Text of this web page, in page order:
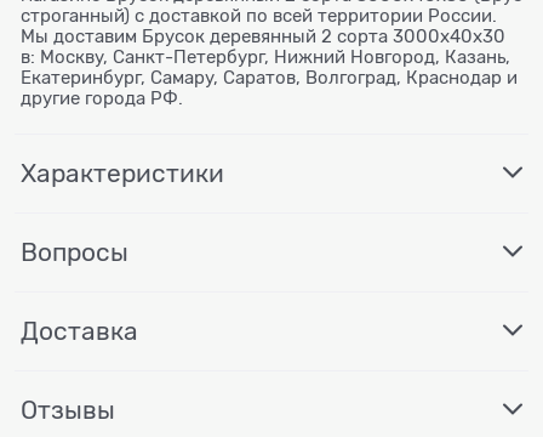
строганный) с доставкой по всей территории России.
Мы доставим Брусок деревянный 2 сорта 3000x40х30
в: Москву, Санкт-Петербург, Нижний Новгород, Казань,
Екатеринбург, Самару, Саратов, Волгоград, Краснодар и
другие города РФ.
Характеристики
Вопросы
Доставка
Отзывы